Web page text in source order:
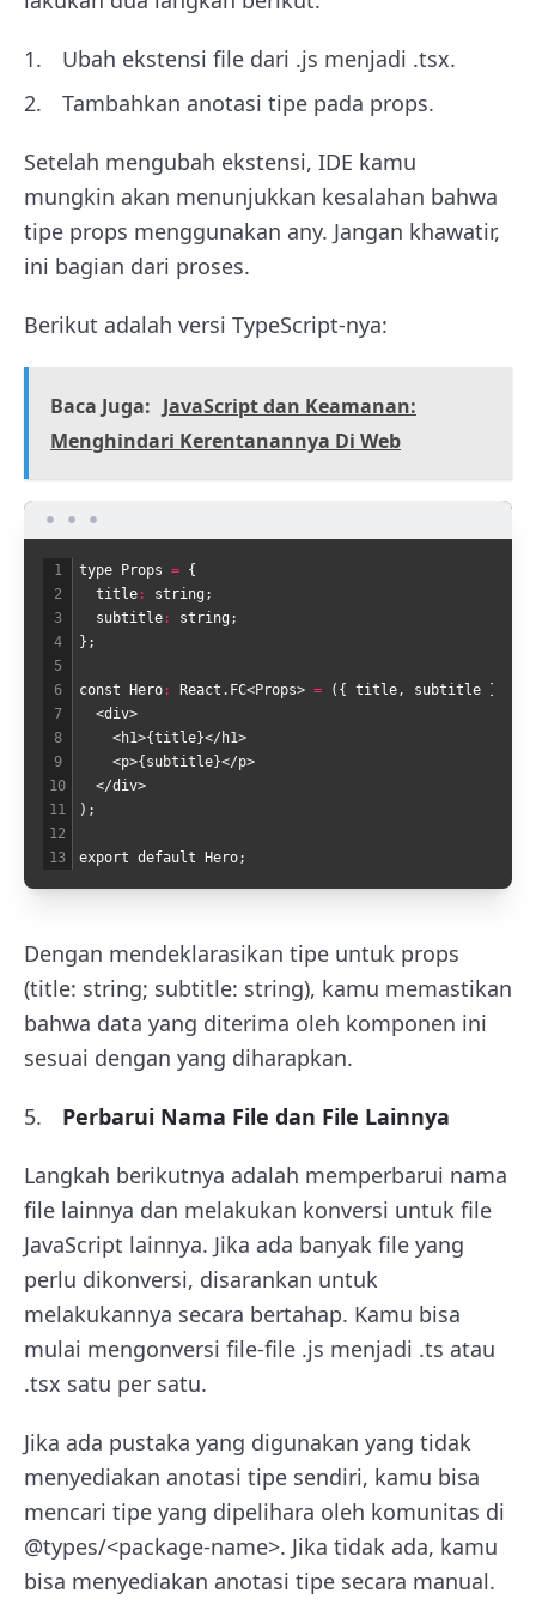
Ubah ekstensi file dari .js menjadi .tsx.
Tambahkan anotasi tipe pada props.
Setelah mengubah ekstensi, IDE kamu
mungkin akan menunjukkan kesalahan bahwa
tipe props menggunakan any. Jangan khawatir,
ini bagian dari proses.
Berikut adalah versi TypeScript-nya:
Baca Juga: JavaScript dan Keamanan:
Menghindari Kerentanannya Di Web
1
2
3
4
5
6
7
8
9
10
11
12
13
type Props = {
title: string ;
subtitle: string ;
} ;
const Hero: React . FC<Props> = ( { title , subtitle }
<div>
<h1>{title}</h1>
<p>{subtitle}</p>
</div>
) ;
export default Hero;
Dengan mendeklarasikan tipe untuk props
(title: string; subtitle: string), kamu memastikan
bahwa data yang diterima oleh komponen ini
sesuai dengan yang diharapkan.
Perbarui Nama File dan File Lainnya
Langkah berikutnya adalah memperbarui nama
file lainnya dan melakukan konversi untuk file
JavaScript lainnya. Jika ada banyak file yang
perlu dikonversi, disarankan untuk
melakukannya secara bertahap. Kamu bisa
mulai mengonversi file-file .js menjadi .ts atau
.tsx satu per satu.
Jika ada pustaka yang digunakan yang tidak
menyediakan anotasi tipe sendiri, kamu bisa
mencari tipe yang dipelihara oleh komunitas di
@types/<package-name>. Jika tidak ada, kamu
bisa menyediakan anotasi tipe secara manual.